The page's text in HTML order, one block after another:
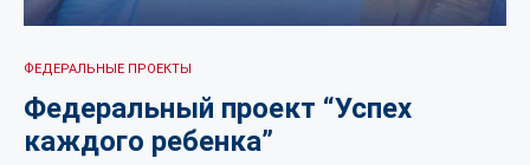
ФЕДЕРАЛЬНЫЕ ПРОЕКТЫ
Федеральный проект “Успех
каждого ребенка”